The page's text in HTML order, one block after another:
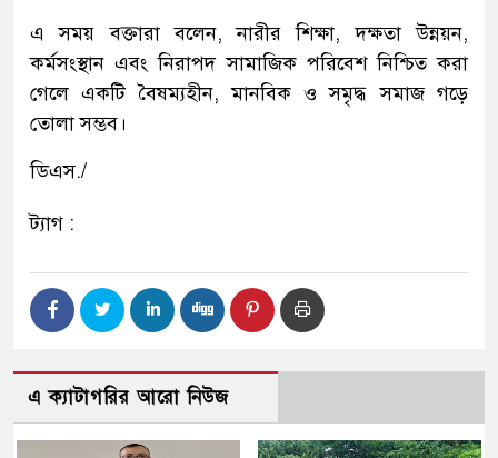
এ সময় বক্তারা বলেন, নারীর শিক্ষা, দক্ষতা উন্নয়ন,
কর্মসংস্থান এবং নিরাপদ সামাজিক পরিবেশ নিশ্চিত করা
গেলে একটি বৈষম্যহীন, মানবিক ও সমৃদ্ধ সমাজ গড়ে
তোলা সম্ভব।
ডিএস./
ট্যাগ :
এ ক্যাটাগরির আরো নিউজ